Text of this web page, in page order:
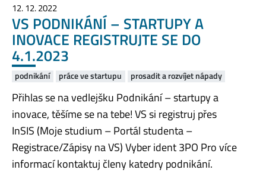
12. 12. 2022
VS PODNIKÁNÍ – STARTUPY A
INOVACE REGISTRUJTE SE DO
4.1.2023
podnikání práce ve startupu prosadit a rozvíjet nápady
Přihlas se na vedlejšku Podnikání – startupy a
inovace, těšíme se na tebe! VS si registruj přes
InSIS (Moje studium – Portál studenta –
Registrace/Zápisy na VS) Vyber ident 3PO Pro více
informací kontaktuj členy katedry podnikání.